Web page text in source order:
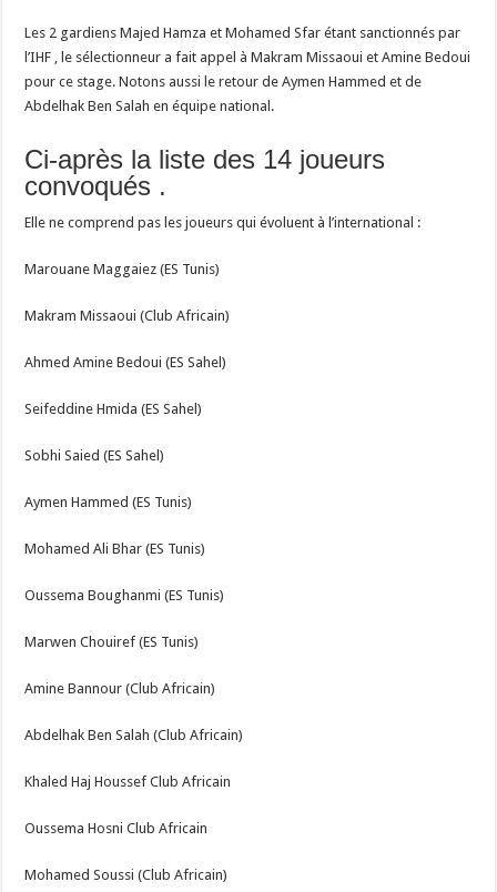
Les 2 gardiens Majed Hamza et Mohamed Sfar étant sanctionnés par
l’IHF , le sélectionneur a fait appel à Makram Missaoui et Amine Bedoui
pour ce stage. Notons aussi le retour de Aymen Hammed et de
Abdelhak Ben Salah en équipe national.
Ci-après la liste des 14 joueurs
convoqués .
Elle ne comprend pas les joueurs qui évoluent à l’international :
Marouane Maggaiez (ES Tunis)
Makram Missaoui (Club Africain)
Ahmed Amine Bedoui (ES Sahel)
Seifeddine Hmida (ES Sahel)
Sobhi Saied (ES Sahel)
Aymen Hammed (ES Tunis)
Mohamed Ali Bhar (ES Tunis)
Oussema Boughanmi (ES Tunis)
Marwen Chouiref (ES Tunis)
Amine Bannour (Club Africain)
Abdelhak Ben Salah (Club Africain)
Khaled Haj Houssef Club Africain
Oussema Hosni Club Africain
Mohamed Soussi (Club Africain)